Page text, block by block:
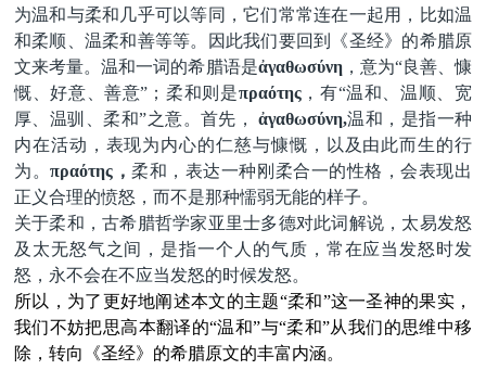
为温和与柔和几乎可以等同，它们常常连在一起用，比如温
和柔顺、温柔和善等等。因此我们要回到《圣经》的希腊原
文来考量。温和一词的希腊语是ἀγαθωσύνη，意为“良善、慷
慨、好意、善意”；柔和则是πραότης，有“温和、温顺、宽
厚、温驯、柔和”之意。首先，
ἀγαθωσύνη,温和，是指一种
内在活动，表现为内心的仁慈与慷慨，以及由此而生的行
为。πραότης ，柔和，表达一种刚柔合一的性格，会表现出
正义合理的愤怒，而不是那种懦弱无能的样子。
关于柔和，古希腊哲学家亚里士多德对此词解说，太易发怒
及太无怒气之间，是指一个人的气质，常在应当发怒时发
怒，永不会在不应当发怒的时候发怒。
所以，为了更好地阐述本文的主题“柔和”这一圣神的果实，
我们不妨把思高本翻译的“温和”与“柔和”从我们的思维中移
除，转向《圣经》的希腊原文的丰富内涵。